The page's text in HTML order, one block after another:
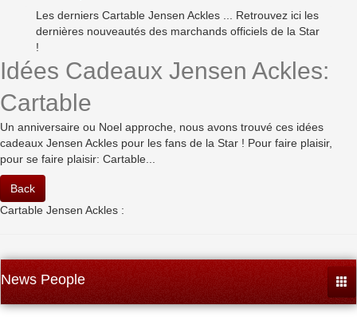
Les derniers Cartable Jensen Ackles ... Retrouvez ici les
dernières nouveautés des marchands officiels de la Star
!
Idées Cadeaux Jensen Ackles:
Cartable
Un anniversaire ou Noel approche, nous avons trouvé ces idées
cadeaux Jensen Ackles pour les fans de la Star ! Pour faire plaisir,
pour se faire plaisir: Cartable...
Back
Cartable Jensen Ackles :
News People